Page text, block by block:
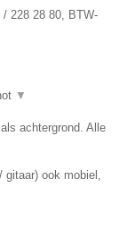
/ 228 28 80 , BTW-
▼
achtergrond. Alle
ook mobiel,